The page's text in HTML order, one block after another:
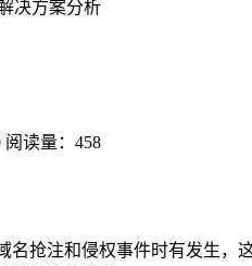
决方案分析
阅读量：458
抢注和侵权事件时有发生